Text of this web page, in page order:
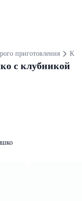
приготовления
с клубникой